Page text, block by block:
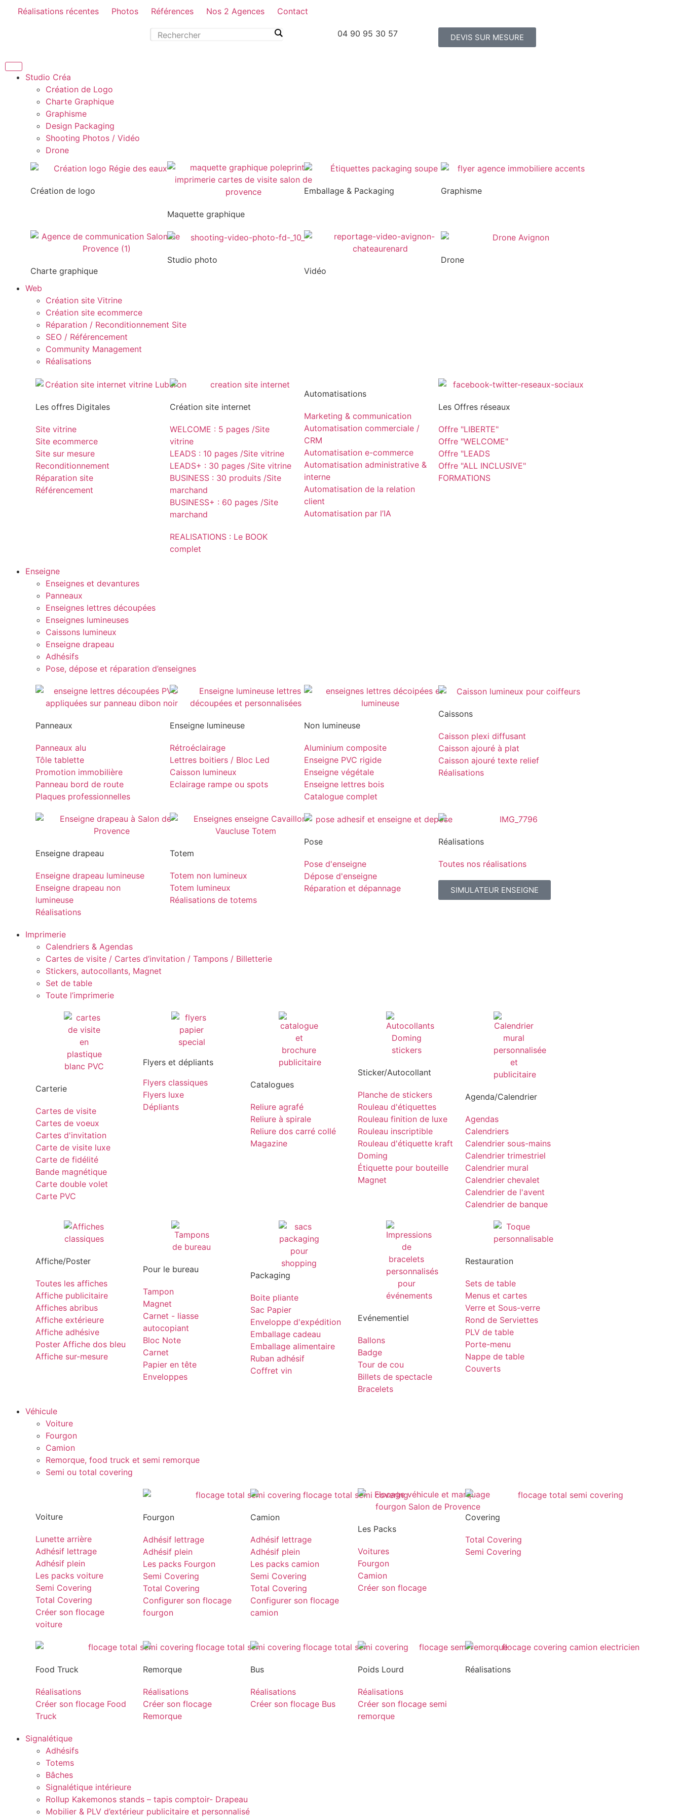
Réalisations récentes Photos Références Nos 2 Agences Contact
04 90 95 30 57 DEVIS SUR MESURE
Studio Créa
Création de Logo
Charte Graphique
Graphisme
Design Packaging
Shooting Photos / Vidéo
Drone
Création de logo
Maquette graphique
Emballage & Packaging Graphisme
Charte graphique
Studio photo
Vidéo
Drone
Web
Création site Vitrine
Création site ecommerce
Réparation / Reconditionnement Site
SEO / Référencement
Community Management
Réalisations
Les offres Digitales
Site vitrine
Site ecommerce
Site sur mesure
Reconditionnement
Réparation site
Référencement
Création site internet
WELCOME : 5 pages /Site
vitrine
LEADS : 10 pages /Site vitrine
LEADS+ : 30 pages /Site vitrine
BUSINESS : 30 produits /Site
marchand
BUSINESS+ : 60 pages /Site
marchand
REALISATIONS : Le BOOK
complet
Automatisations
Marketing & communication
Automatisation commerciale /
CRM
Automatisation e-commerce
Automatisation administrative &
interne
Automatisation de la relation
client
Automatisation par l’IA
Les Offres réseaux
Offre "LIBERTE"
Offre "WELCOME"
Offre "LEADS
Offre "ALL INCLUSIVE"
FORMATIONS
Enseigne
Enseignes et devantures
Panneaux
Enseignes lettres découpées
Enseignes lumineuses
Caissons lumineux
Enseigne drapeau
Adhésifs
Pose, dépose et réparation d’enseignes
Panneaux
Panneaux alu
Tôle tablette
Promotion immobilière
Panneau bord de route
Plaques professionnelles
Enseigne lumineuse
Rétroéclairage
Lettres boitiers / Bloc Led
Caisson lumineux
Eclairage rampe ou spots
Non lumineuse
Aluminium composite
Enseigne PVC rigide
Enseigne végétale
Enseigne lettres bois
Catalogue complet
Caissons
Caisson plexi diffusant
Caisson ajouré à plat
Caisson ajouré texte relief
Réalisations
Enseigne drapeau
Enseigne drapeau lumineuse
Enseigne drapeau non
lumineuse
Réalisations
Totem
Totem non lumineux
Totem lumineux
Réalisations de totems
Pose
Pose d'enseigne
Dépose d'enseigne
Réparation et dépannage
Réalisations
Toutes nos réalisations
SIMULATEUR ENSEIGNE
Imprimerie
Calendriers & Agendas
Cartes de visite / Cartes d’invitation / Tampons / Billetterie
Stickers, autocollants, Magnet
Set de table
Toute l’imprimerie
Carterie
Cartes de visite
Cartes de voeux
Cartes d'invitation
Carte de visite luxe
Carte de fidélité
Bande magnétique
Carte double volet
Carte PVC
Flyers et dépliants
Flyers classiques
Flyers luxe
Dépliants
Catalogues
Reliure agrafé
Reliure à spirale
Reliure dos carré collé
Magazine
Sticker/Autocollant
Planche de stickers
Rouleau d'étiquettes
Rouleau finition de luxe
Rouleau inscriptible
Rouleau d'étiquette kraft
Doming
Étiquette pour bouteille
Magnet
Agenda/Calendrier
Agendas
Calendriers
Calendrier sous-mains
Calendrier trimestriel
Calendrier mural
Calendrier chevalet
Calendrier de l'avent
Calendrier de banque
Affiche/Poster
Toutes les affiches
Affiche publicitaire
Affiches abribus
Affiche extérieure
Affiche adhésive
Poster Affiche dos bleu
Affiche sur-mesure
Pour le bureau
Tampon
Magnet
Carnet - liasse
autocopiant
Bloc Note
Carnet
Papier en tête
Enveloppes
Packaging
Boite pliante
Sac Papier
Enveloppe d'expédition
Emballage cadeau
Emballage alimentaire
Ruban adhésif
Coffret vin
Evénementiel
Ballons
Badge
Tour de cou
Billets de spectacle
Bracelets
Restauration
Sets de table
Menus et cartes
Verre et Sous-verre
Rond de Serviettes
PLV de table
Porte-menu
Nappe de table
Couverts
Véhicule
Voiture
Fourgon
Camion
Remorque, food truck et semi remorque
Semi ou total covering
Voiture
Lunette arrière
Adhésif lettrage
Adhésif plein
Les packs voiture
Semi Covering
Total Covering
Créer son flocage
voiture
Fourgon
Adhésif lettrage
Adhésif plein
Les packs Fourgon
Semi Covering
Total Covering
Configurer son flocage
fourgon
Camion
Adhésif lettrage
Adhésif plein
Les packs camion
Semi Covering
Total Covering
Configurer son flocage
camion
Les Packs
Voitures
Fourgon
Camion
Créer son flocage
Covering
Total Covering
Semi Covering
Food Truck
Réalisations
Créer son flocage Food
Truck
Remorque
Réalisations
Créer son flocage
Remorque
Bus
Réalisations
Créer son flocage Bus
Poids Lourd
Réalisations
Créer son flocage semi
remorque
Réalisations
Signalétique
Adhésifs
Totems
Bâches
Signalétique intérieure
Rollup Kakemonos stands – tapis comptoir- Drapeau
Mobilier & PLV d’extérieur publicitaire et personnalisé